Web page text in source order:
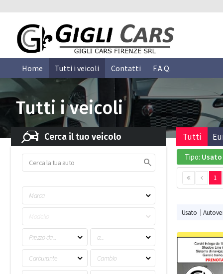
Home Tutti i veicoli Contatti F.A.Q.
Tutti i veicoli
Cerca il tuo veicolo
Marca
Modello
Prezzo da... a...
Carburante Cambio
Tutti
Tipo: Usato
1
Usato